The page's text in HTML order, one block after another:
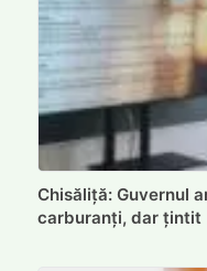
Chisăliță: Guvernul
carburanți, dar țintit